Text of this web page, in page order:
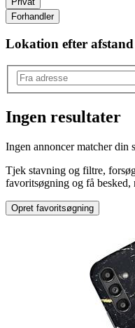
Forhandler
Lokation efter afstand
Pixel 2 XL
Ingen resultater
Ingen annoncer matcher din
Tjek stavning og filtre,
favoritsøgning og få besked,
Opret favoritsøgning